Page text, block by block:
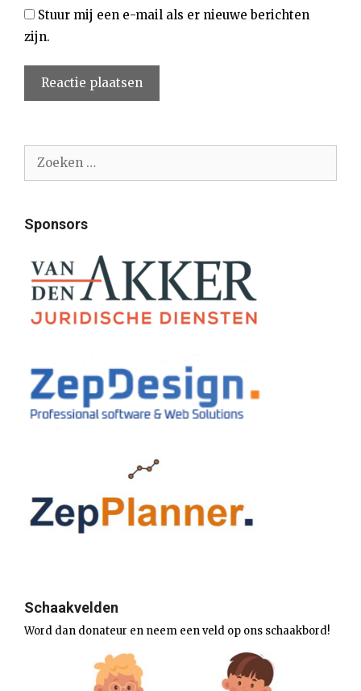
Stuur mij een e-mail als er nieuwe berichten
zijn.
naar:
Sponsors
Schaakvelden
Word dan donateur en neem een veld op ons schaakbord!